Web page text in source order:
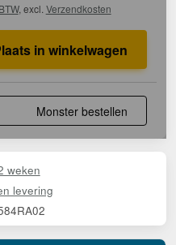
, excl. Verzendkosten
in winkelwagen
Monster bestellen
weken
levering